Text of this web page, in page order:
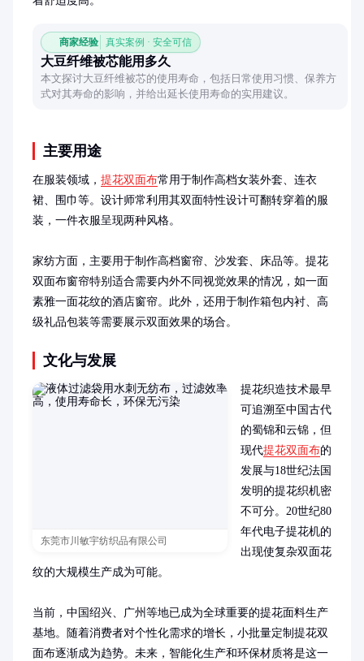
商家经验 真实案例 · 安全可信
大豆纤维被芯能用多久
本文探讨大豆纤维被芯的使用寿命，包括日常使用习惯、保养方
式对其寿命的影响，并给出延长使用寿命的实用建议。
主要用途
在服装领域， 提花双面布常用于制作高档女装外套、连衣
裙、围巾等。设计师常利用其双面特性设计可翻转穿着的服
装，一件衣服呈现两种风格。
家纺方面，主要用于制作高档窗帘、沙发套、床品等。提花
双面布窗帘特别适合需要内外不同视觉效果的情况，如一面
素雅一面花纹的酒店窗帘。此外，还用于制作箱包内衬、高
级礼品包装等需要展示双面效果的场合。
文化与发展
东莞市川敏宇纺织品有限公司
提花织造技术最早
可追溯至中国古代
的蜀锦和云锦，但
现代提花双面布的
发展与18世纪法国
发明的提花织机密
不可分。20世纪80
年代电子提花机的
出现使复杂双面花
纹的大规模生产成为可能。
当前，中国绍兴、广州等地已成为全球重要的提花面料生产
基地。随着消费者对个性化需求的增长，小批量定制提花双
面布逐渐成为趋势。未来，智能化生产和环保材质将是这一